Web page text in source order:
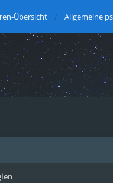
Übersicht Allgemeine